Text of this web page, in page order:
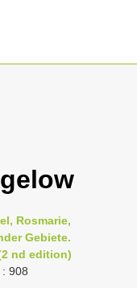
Rosmarie,
Gebiete.
nd edition)
: 908